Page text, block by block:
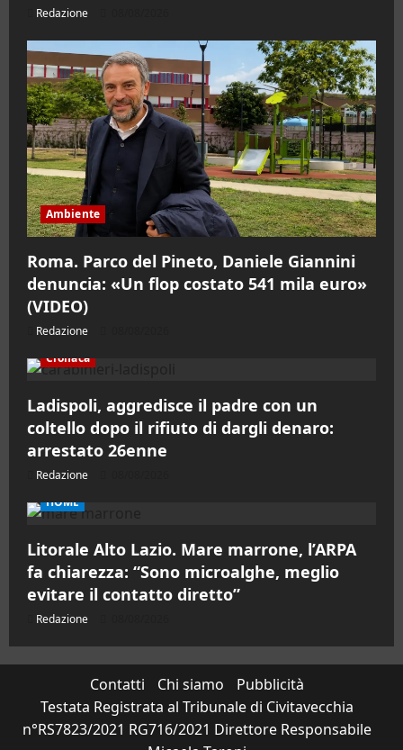
Redazione
Ambiente
Roma. Parco del Pineto, Daniele Giannini
denuncia: «Un flop costato 541 mila euro»
(VIDEO)
Redazione
Cronaca
Ladispoli, aggredisce il padre con un
coltello dopo il rifiuto di dargli denaro:
arrestato 26enne
Redazione
HOME
Litorale Alto Lazio. Mare marrone, l’ARPA
fa chiarezza: “Sono microalghe, meglio
evitare il contatto diretto”
Redazione
Contatti Chi siamo
Pubblicità
Testata Registrata al Tribunale di Civitavecchia
n°RS7823/2021 RG716/2021 Direttore Responsabile